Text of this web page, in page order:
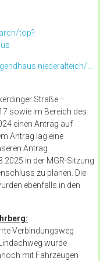
top?
…
Straße –
sowie im Bereich des
einen Antrag auf
Antrag lag eine
Antrag
in der MGR-Sitzung
zu planen. Die
ebenfalls in den
:
Verbindungsweg
wurde
mit Fahrzeugen